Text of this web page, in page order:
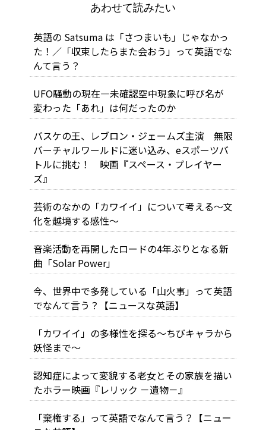
あわせて読みたい
英語の Satsuma は「さつまいも」じゃなかっ
た！／「収束したらまた会おう」って英語でな
んて言う？
UFO騒動の現在―未確認空中現象に呼び名が
変わった「あれ」は何だったのか
バスケの王、レブロン・ジェームズ主演 無限
バーチャルワールドに迷い込み、eスポーツバ
トルに挑む！ 映画『スペース・プレイヤー
ズ』
芸術のなかの「カワイイ」について考える～文
化を越境する感性～
音楽活動を再開したロードの4年ぶりとなる新
曲「Solar Power」
今、世界中で多発している「山火事」って英語
でなんて言う？【ニュースな英語】
「カワイイ」の多様性を探る～ちびキャラから
妖怪まで～
認知症によって変貌する老女とその家族を描い
たホラー映画『レリック －遺物－』
「棄権する」って英語でなんて言う？【ニュー